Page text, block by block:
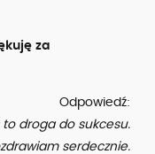
za
Odpowiedź:
to droga do sukcesu.
serdecznie.